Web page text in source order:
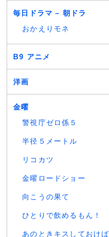
毎日ドラマ – 朝ドラ
おかえりモネ
B9 アニメ
洋画
金曜
警視庁ゼロ係５
半径５メートル
リコカツ
金曜ロードショー
向こうの果て
ひとりで飲めるもん！
あのときキスしておけば